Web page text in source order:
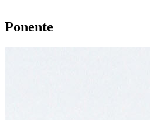
Ponente